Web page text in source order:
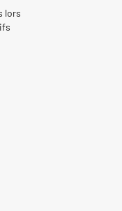
lors